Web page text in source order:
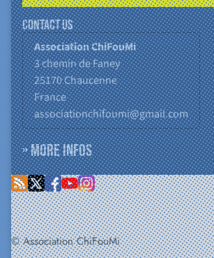
Contact us
Association ChiFouMi
3 chemin de Faney
25170Chaucenne
France
associationchifoumi@gmail.com
» More infos
© Association ChiFouMi